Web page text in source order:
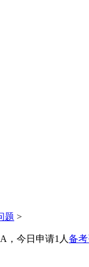
题 >
，今日申请1 人 备